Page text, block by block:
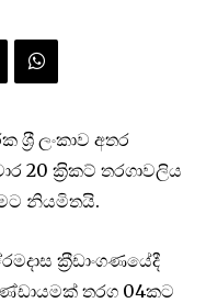
ශ‍්‍රී ලංකාව අතර
20 ක‍්‍රිකට් තරගාවලිය
නියමිතයි.
ක‍්‍රීඩාංගණයේදී
තරග 04කට